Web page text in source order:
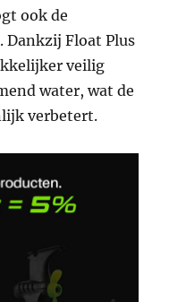
ook de
Float Plus
veilig
water, wat de
verbetert.